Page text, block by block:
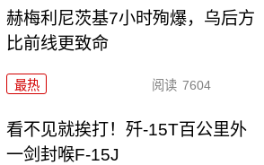
赫梅利尼茨基7小时殉爆，乌后方
比前线更致命
最热 阅读 7604
看不见就挨打！歼-15T百公里外
一剑封喉F-15J